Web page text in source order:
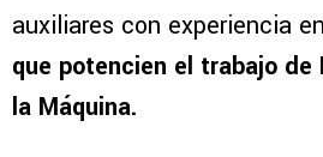
auxiliares con experiencia
que potencien el trabajo
la Máquina.